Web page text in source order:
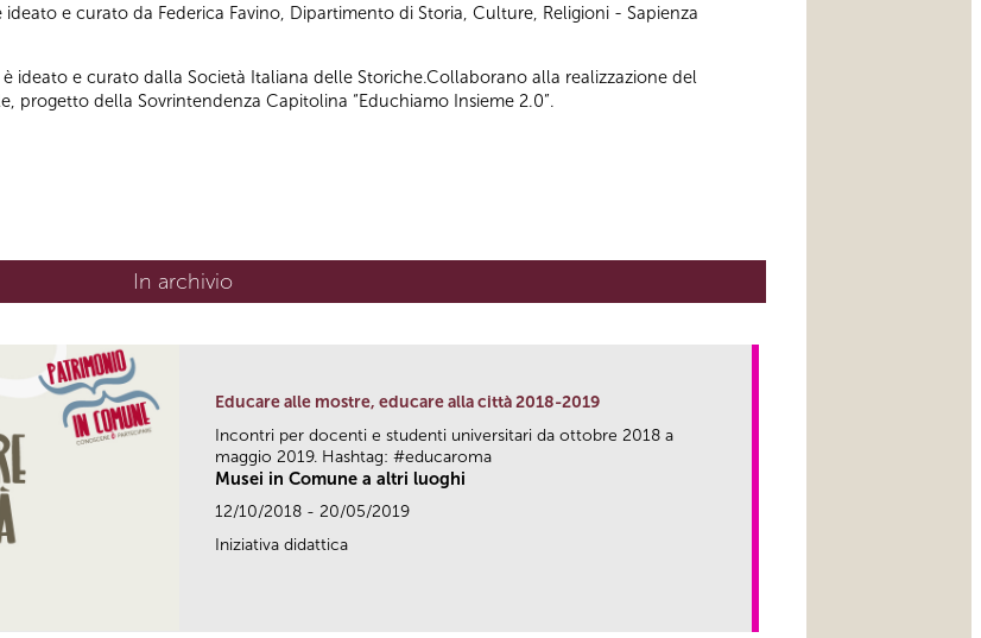
ideato e curato da Federica Favino, Dipartimento di Storia, Culture, Religioni - Sapienza
è ideato e curato dalla Società Italiana delle Storiche.Collaborano alla realizzazione del
progetto della Sovrintendenza Capitolina “Educhiamo Insieme 2.0”.
In archivio
Educare alle mostre, educare alla città 2018-2019
Incontri per docenti e studenti universitari da ottobre 2018 a
maggio 2019. Hashtag: #educaroma
Musei in Comune a altri luoghi
12/10/2018 - 20/05/2019
Iniziativa didattica